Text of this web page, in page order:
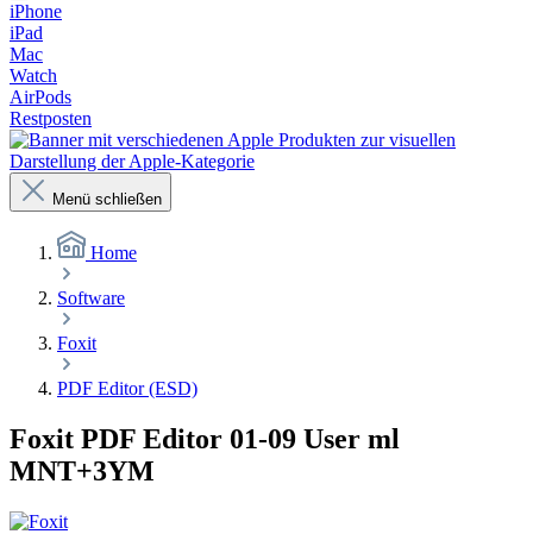
iPhone
iPad
Mac
Watch
AirPods
Restposten
Menü schließen
Home
Software
Foxit
PDF Editor (ESD)
Foxit PDF Editor 01-09 User ml
MNT+3YM